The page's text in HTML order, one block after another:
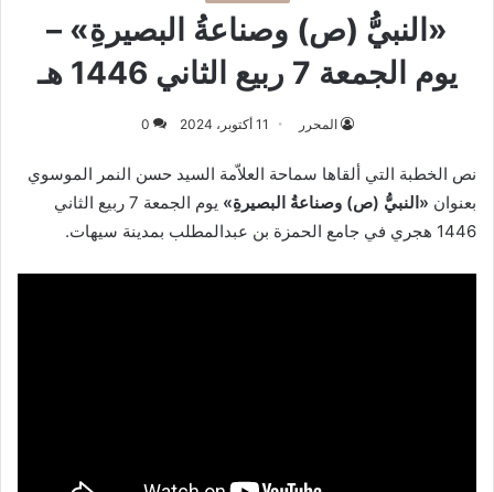
«النبيُّ (ص) وصناعةُ البصيرةِ» –
يوم الجمعة 7 ربيع الثاني 1446 هـ
المحرر 11 أكتوبر، 2024 0
نص الخطبة التي ألقاها سماحة العلاّمة السيد حسن النمر الموسوي
بعنوان «النبيُّ (ص) وصناعةُ البصيرةِ»
يوم الجمعة 7 ربيع الثاني
1446 هجري في جامع الحمزة بن عبدالمطلب بمدينة سيهات.